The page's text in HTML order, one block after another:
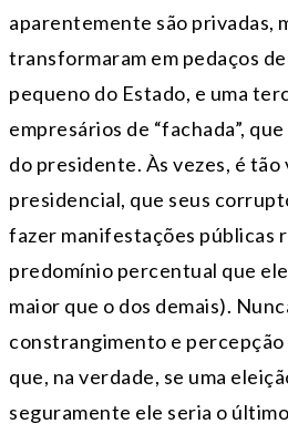
aparentemente são privadas,
transformaram em pedaços
pequeno do Estado, e uma
empresários de “fachada”,
do presidente. Às vezes, é
presidencial, que seus
fazer manifestações públicas
predomínio percentual que
maior que o dos demais).
constrangimento e percepção
que, na verdade, se uma
seguramente ele seria o